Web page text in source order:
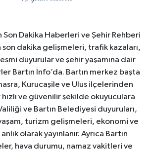
Son Dakika Haberleri ve Şehir Rehberi
son dakika gelişmeleri, trafik kazaları,
duyurular ve şehir yaşamına dair
Bartın İnfo’da. Bartın merkez başta
Kurucaşile ve Ulus ilçelerinden
ve güvenilir şekilde okuyuculara
Valiliği ve Bartın Belediyesi duyuruları,
turizm gelişmeleri, ekonomi ve
olarak yayınlanır. Ayrıca Bartın
hava durumu, namaz vakitleri ve